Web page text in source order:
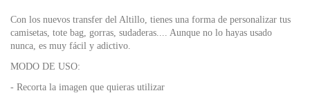
Con los nuevos transfer del Altillo, tienes una forma de personalizar tus
camisetas, tote bag, gorras, sudaderas.... Aunque no lo hayas usado
nunca, es muy fácil y adictivo.
MODO DE USO:
- Recorta la imagen que quieras utilizar